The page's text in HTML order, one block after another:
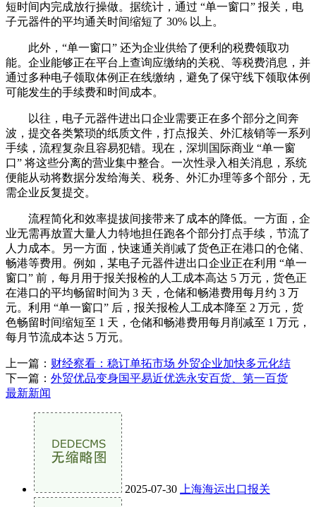
短时间内完成放行操做。据统计，通过 “单一窗口” 报关，电
子元器件的平均通关时间缩短了 30% 以上。
此外，“单一窗口” 还为企业供给了便利的税费领取功
能。企业能够正在平台上查询应缴纳的关税、等税费消息，并
通过多种电子领取体例正在线缴纳，避免了保守线下领取体例
可能发生的手续费和时间成本。
以往，电子元器件进出口企业需要正在多个部分之间奔
波，提交各类繁琐的纸质文件，打点报关、外汇核销等一系列
手续，流程复杂且容易犯错。现在，深圳国际商业 “单一窗
口” 将这些分离的营业集中整合。一次性录入相关消息，系统
便能从动将数据分发给海关、税务、外汇办理等多个部分，无
需企业反复提交。
流程简化和效率提拔间接带来了成本的降低。一方面，企
业无需再放置大量人力特地担任跑各个部分打点手续，节流了
人力成本。另一方面，快速通关削减了货色正在港口的仓储、
畅港等费用。例如，某电子元器件进出口企业正在利用 “单一
窗口” 前，每月用于报关报检的人工成本高达 5 万元，货色正
在港口的平均畅留时间为 3 天，仓储和畅港费用每月约 3 万
元。利用 “单一窗口” 后，报关报检人工成本降至 2 万元，货
色畅留时间缩短至 1 天，仓储和畅港费用每月削减至 1 万元，
每月节流成本达 5 万元。
上一篇： 财经察看：稳订单拓市场 外贸企业加快多元化结
下一篇： 外贸优品变身国平易近优选永安百货、第一百货
最新新闻
2025-07-30 上海海运出口报关